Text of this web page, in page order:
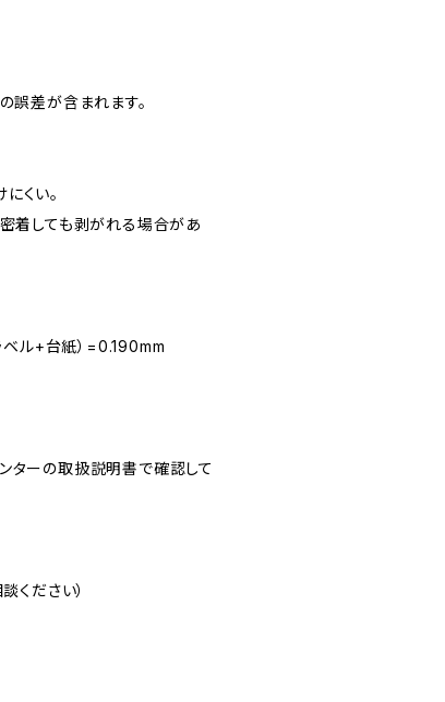
差が含まれます。
くい。
着しても剥がれる場合があ
ル+台紙）=0.190mm
ターの取扱説明書で確認して
ください）